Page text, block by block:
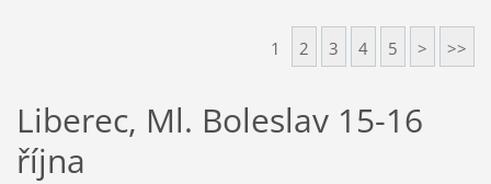
1 2 3 4 5 > >>
Liberec, Ml. Boleslav 15-16
října